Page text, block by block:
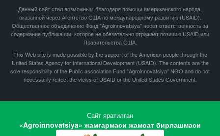
Данный сайт стал возможным благодаря помощи американского народа,
оказанной через Агентство США по международному развитию (USAID).
Общественное объединение Фонд "Agroinnovatsiya" несет ответственность за
содержание публикации, которое не обязательно отражает позицию USAID или
Правительства США.
This Web site is made possible by the support of the American people through the
United States Agency for International Development (USAID). The contents are the
sole responsibility of the Public association Fund "Agroinnovatsiya" NGO and do not
necessarily reflect the views of USAID or the United States Government.
Сайт яратилган
«Agroinnovatsiya» жамғармаси жамоат бирлашмаси